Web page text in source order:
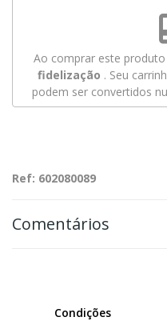
Ao comprar este
fidelização . Seu
podem ser convertidos
Ref: 602080089
Comentários
Condições